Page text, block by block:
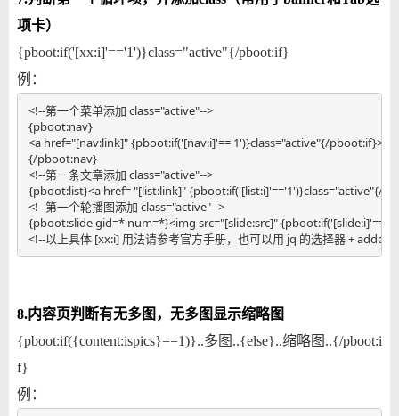
项卡）
{pboot:if('[xx:i]'=='1')}class="active"{/pboot:if}
例：
<!--第一个菜单添加 class="active"-->
{pboot:nav}
<a href="[nav:link]" {pboot:if('[nav:i]'=='1')}class="active"{/
{/pboot:nav}
<!--第一条文章添加 class="active"-->
{pboot:list}<a href= "[list:link]" {pboot:if('[list:i]'=='1')}class="active"{/
<!--第一个轮播图添加 class="active"-->
{pboot:slide gid=* num=*}<img src="[slide:src]"
<!--以上具体 [xx:i] 用法请参考官方手册，也可以用 jq 的选择器 +
8.内容页判断有无多图，无多图显示缩略图
{pboot:if({content:ispics}==1)}..多图..{else}..缩略图..{/pboot:i
f}
例：